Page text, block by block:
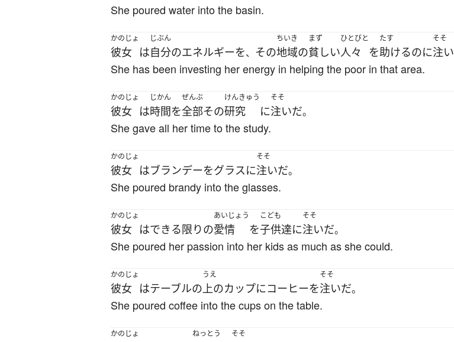
She poured water into the basin.
かのじょ
彼女 は
じぶん
自分のエネルギーを、 その
ちいき
地域の
まず
貧しい
ひとびと
人々 を
たす
助けるのに
そそ
注い
She has been investing her energy in helping the poor in that area.
かのじょ
彼女 は
じかん
時間を
ぜんぶ
全部その
けんきゅう
研究 に
そそ
注いだ。
She gave all her time to the study.
かのじょ
彼女 はブランデーをグラスに
そそ
注いだ。
She poured brandy into the glasses.
かのじょ
彼女 はできる限りの
あいじょう
愛情 を
こども
子供達に
そそ
注いだ。
She poured her passion into her kids as much as she could.
かのじょ
彼女 はテーブルの
うえ
上のカップにコーヒーを
そそ
注いだ。
She poured coffee into the cups on the table.
かのじょ
ねっとう そそ